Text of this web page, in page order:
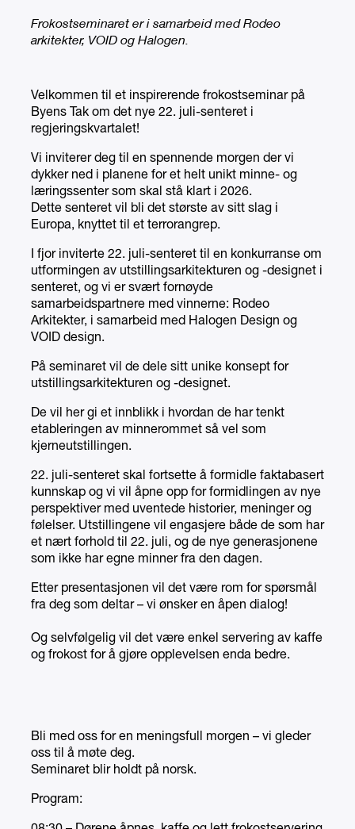
Frokostseminaret er i samarbeid med Rodeo
arkitekter, VOID og Halogen.
Velkommen til et inspirerende frokostseminar på
Byens Tak om det nye 22. juli-senteret i
regjeringskvartalet!
Vi inviterer deg til en spennende morgen der vi
dykker ned i planene for et helt unikt minne- og
læringssenter som skal stå klart i 2026.
Dette senteret vil bli det største av sitt slag i
Europa, knyttet til et terrorangrep.
I fjor inviterte 22. juli-senteret til en konkurranse om
utformingen av utstillingsarkitekturen og -designet i
senteret, og vi er svært fornøyde
samarbeidspartnere med vinnerne: Rodeo
Arkitekter, i samarbeid med Halogen Design og
VOID design.
På seminaret vil de dele sitt unike konsept for
utstillingsarkitekturen og -designet.
De vil her gi et innblikk i hvordan de har tenkt
etableringen av minnerommet så vel som
kjerneutstillingen.
22. juli-senteret skal fortsette å formidle faktabasert
kunnskap og vi vil åpne opp for formidlingen av nye
perspektiver med uventede historier, meninger og
følelser. Utstillingene vil engasjere både de som har
et nært forhold til 22. juli, og de nye generasjonene
som ikke har egne minner fra den dagen.
Etter presentasjonen vil det være rom for spørsmål
fra deg som deltar – vi ønsker en åpen dialog!
Og selvfølgelig vil det være enkel servering av kaffe
og frokost for å gjøre opplevelsen enda bedre.
Bli med oss for en meningsfull morgen – vi gleder
oss til å møte deg.
Seminaret blir holdt på norsk.
Program: